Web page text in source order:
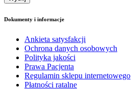
Dokumenty i informacje
Ankieta satysfakcji
Ochrona danych osobowych
Polityka jakości
Prawa Pacjenta
Regulamin sklepu internetowego
Płatności ratalne